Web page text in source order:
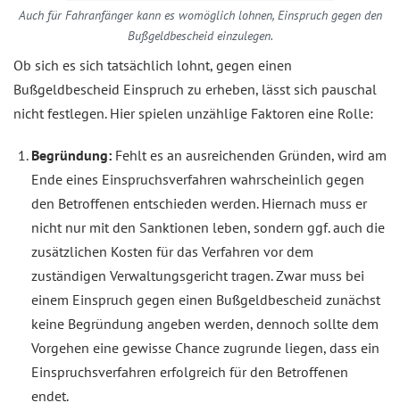
Auch für Fahranfänger kann es womöglich lohnen, Einspruch gegen den
Bußgeldbescheid einzulegen.
Ob sich es sich tatsächlich lohnt, gegen einen
Bußgeldbescheid Einspruch zu erheben, lässt sich pauschal
nicht festlegen. Hier spielen unzählige Faktoren eine Rolle:
Begründung: Fehlt es an ausreichenden Gründen, wird am
Ende eines Einspruchsverfahren wahrscheinlich gegen
den Betroffenen entschieden werden. Hiernach muss er
nicht nur mit den Sanktionen leben, sondern ggf. auch die
zusätzlichen Kosten für das Verfahren vor dem
zuständigen Verwaltungsgericht tragen. Zwar muss bei
einem Einspruch gegen einen Bußgeldbescheid zunächst
keine Begründung angeben werden, dennoch sollte dem
Vorgehen eine gewisse Chance zugrunde liegen, dass ein
Einspruchsverfahren erfolgreich für den Betroffenen
endet.